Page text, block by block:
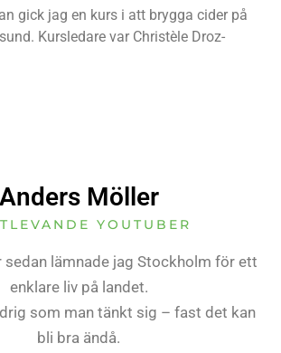
gick jag en kurs i att brygga cider på
Kursledare var Christèle Droz-
Anders Möller
YOUTUBER
sedan lämnade jag Stockholm för ett
enklare liv på landet.
som man tänkt sig – fast det kan
bli bra ändå.